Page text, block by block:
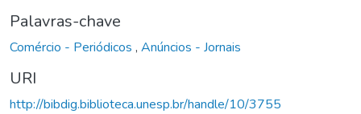
Palavras-chave
Comércio - Periódicos , Anúncios - Jornais
URI
http://bibdig.biblioteca.unesp.br/handle/10/3755